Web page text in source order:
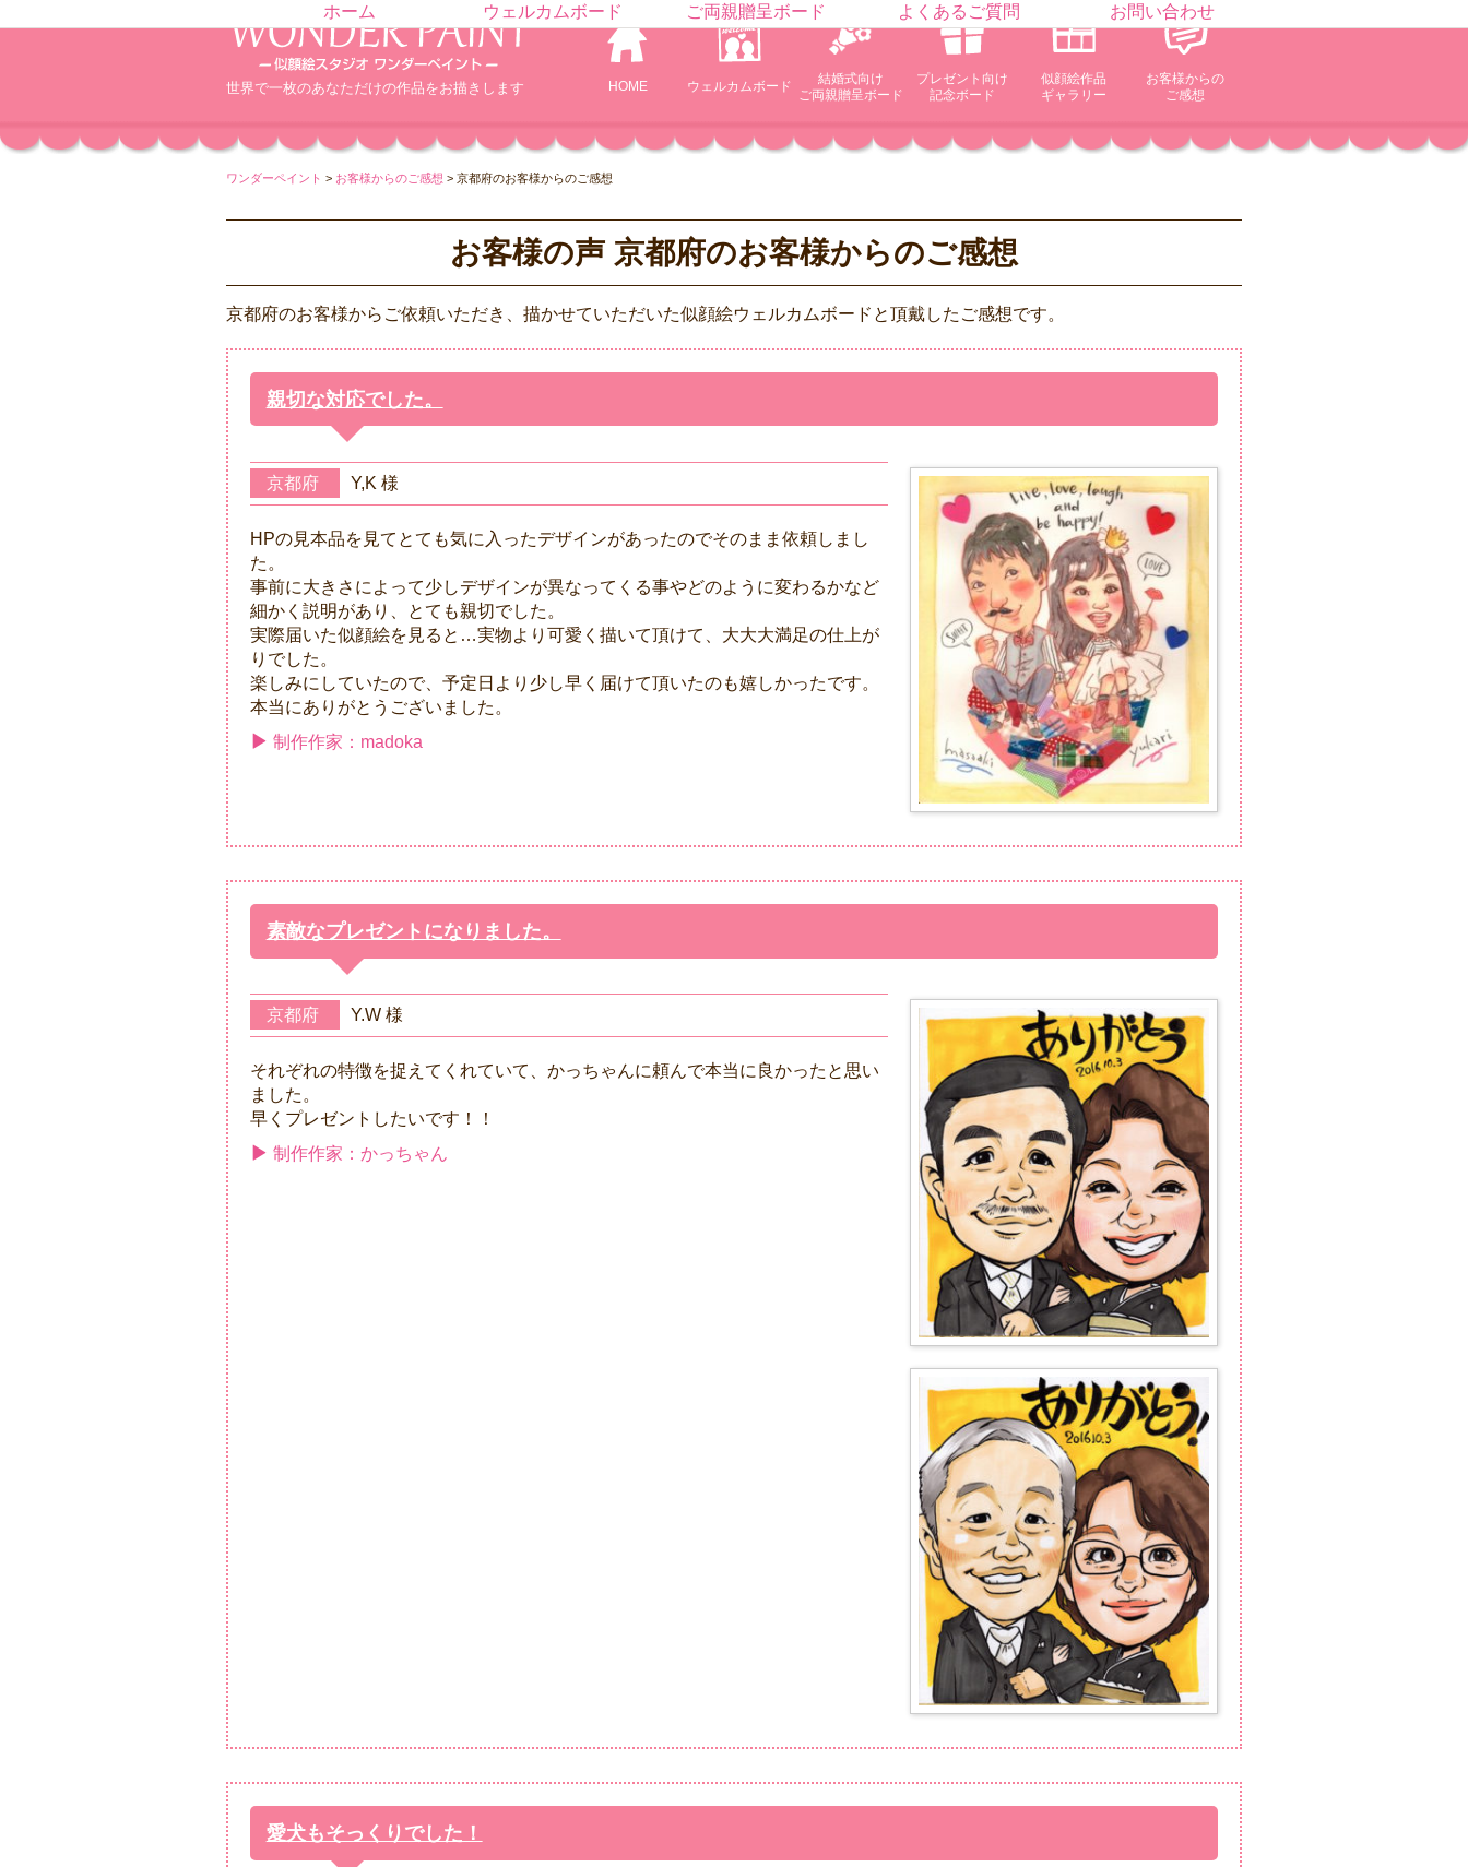
世界で一枚のあなただけの作品をお描きします HOME ウェルカムボード
結婚式向け
ご両親贈呈ボード
プレゼント向け
記念ボード
似顔絵作品
ギャラリー
お客様からの
ご感想
ホーム ウェルカムボード ご両親贈呈ボード よくあるご質問 お問い合わせ
ワンダーペイント > お客様からのご感想 > 京都府のお客様からのご感想
お客様の声 京都府のお客様からのご感想
京都府のお客様からご依頼いただき、描かせていただいた似顔絵ウェルカムボードと頂戴したご感想です。
親切な対応でした。
京都府 Y,K 様
HPの見本品を見てとても気に入ったデザインがあったのでそのまま依頼しまし
た。
事前に大きさによって少しデザインが異なってくる事やどのように変わるかなど
細かく説明があり、とても親切でした。
実際届いた似顔絵を見ると…実物より可愛く描いて頂けて、大大大満足の仕上が
りでした。
楽しみにしていたので、予定日より少し早く届けて頂いたのも嬉しかったです。
本当にありがとうございました。
制作作家：madoka
素敵なプレゼントになりました。
京都府 Y.W 様
それぞれの特徴を捉えてくれていて、かっちゃんに頼んで本当に良かったと思い
ました。
早くプレゼントしたいです！！
制作作家：かっちゃん
愛犬もそっくりでした！